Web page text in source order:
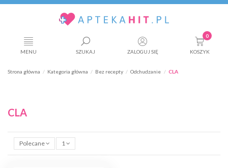
MENU SZUKAJ ZALOGUJ SIĘ
0
KOSZYK
Strona główna Kategoria główna Bez recepty Odchudzanie CLA
CLA
Polecane 1